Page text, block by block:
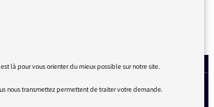
là pour vous orienter du mieux possible sur notre site.
nous transmettez permettent de traiter votre demande.